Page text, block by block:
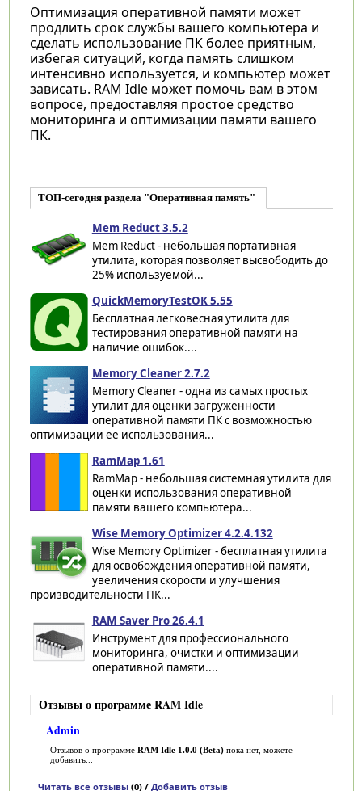
Оптимизация оперативной памяти может
продлить срок службы вашего компьютера и
сделать использование ПК более приятным,
избегая ситуаций, когда память слишком
интенсивно используется, и компьютер может
зависать. RAM Idle может помочь вам в этом
вопросе, предоставляя простое средство
мониторинга и оптимизации памяти вашего
ПК.
ТОП-сегодня раздела "Оперативная память"
Mem Reduct 3.5.2
Mem Reduct - небольшая портативная
утилита, которая позволяет высвободить до
25% используемой...
QuickMemoryTestOK 5.55
Бесплатная легковесная утилита для
тестирования оперативной памяти на
наличие ошибок....
Memory Cleaner 2.7.2
Memory Cleaner - одна из самых простых
утилит для оценки загруженности
оперативной памяти ПК с возможностью
оптимизации ее использования...
RamMap 1.61
RamMap - небольшая системная утилита для
оценки использования оперативной
памяти вашего компьютера...
Wise Memory Optimizer 4.2.4.132
Wise Memory Optimizer - бесплатная утилита
для освобождения оперативной памяти,
увеличения скорости и улучшения
производительности ПК...
RAM Saver Pro 26.4.1
Инструмент для профессионального
мониторинга, очистки и оптимизации
оперативной памяти....
Отзывы о программе RAM Idle
Admin
Отзывов о программе RAM Idle 1.0.0 (Beta)пока нет, можете
добавить...
Читать все отзывы(0) / Добавить отзыв